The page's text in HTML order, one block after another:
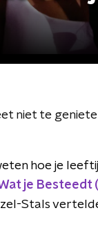
niet te
hoe je
je Besteedt
Stals